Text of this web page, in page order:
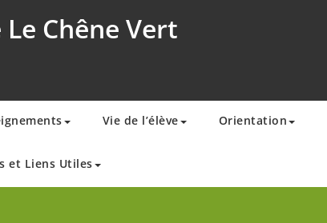
Le Chêne Vert
Vie de l’élève Orientation
et Liens Utiles